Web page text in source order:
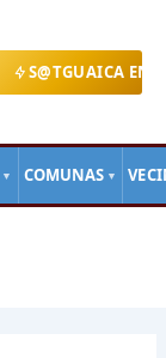
S@TGUAICA EN
▼ COMUNAS ▼